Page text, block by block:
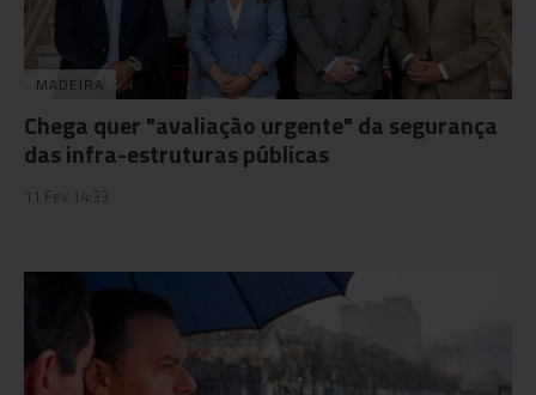
MADEIRA
Chega quer "avaliação urgente" da segurança
das infra-estruturas públicas
11 Fev 14:33